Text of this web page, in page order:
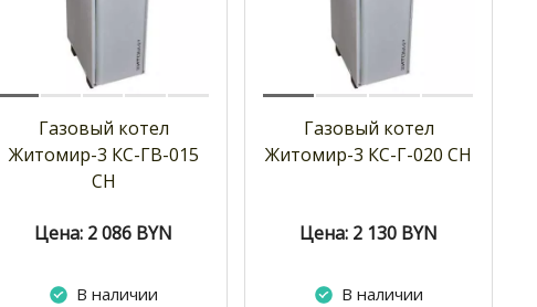
Газовый котел
Житомир-3 КС-ГВ-015
СН
Цена: 2 086 BYN
В наличии
Газовый котел
Житомир-3 КС-Г-020 СН
Цена: 2 130 BYN
В наличии